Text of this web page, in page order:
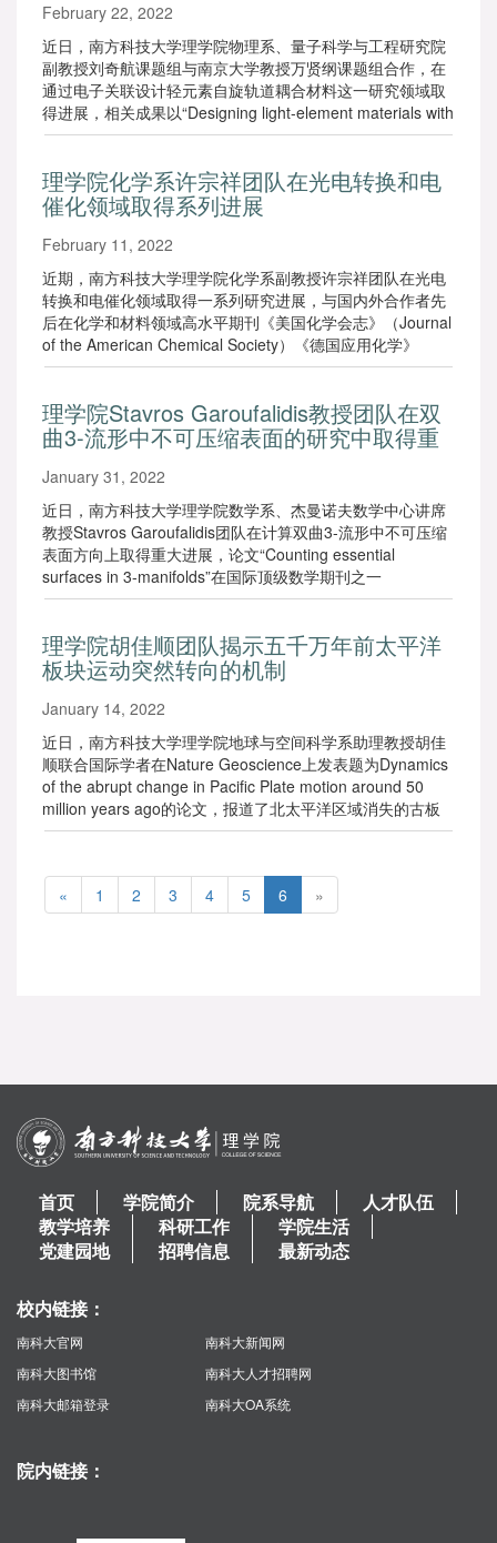
February 22, 2022
近日，南方科技大学理学院物理系、量子科学与工程研究院
副教授刘奇航课题组与南京大学教授万贤纲课题组合作，在
通过电子关联设计轻元素自旋轨道耦合材料这一研究领域取
得进展，相关成果以“Designing light-element materials with
large effective spin-orbit coupling”为题发表在期刊《自然·通
理学院化学系许宗祥团队在光电转换和电
催化领域取得系列进展
February 11, 2022
近期，南方科技大学理学院化学系副教授许宗祥团队在光电
转换和电催化领域取得一系列研究进展，与国内外合作者先
后在化学和材料领域高水平期刊《美国化学会志》（Journal
of the American Chemical Society）《德国应用化学》
（Angewandte Chemie）《能源化学》（Journal of Energy
Journal）发表4篇学术论文。
理学院Stavros Garoufalidis教授团队在双
曲3-流形中不可压缩表面的研究中取得重
January 31, 2022
近日，南方科技大学理学院数学系、杰曼诺夫数学中心讲席
教授Stavros Garoufalidis团队在计算双曲3-流形中不可压缩
表面方向上取得重大进展，论文“Counting essential
surfaces in 3-manifolds”在国际顶级数学期刊之一
Inventiones Mathematicae上在线发表。
理学院胡佳顺团队揭示五千万年前太平洋
板块运动突然转向的机制
January 14, 2022
近日，南方科技大学理学院地球与空间科学系助理教授胡佳
顺联合国际学者在Nature Geoscience上发表题为Dynamics
of the abrupt change in Pacific Plate motion around 50
million years ago的论文，报道了北太平洋区域消失的古板
块，及其与太平洋板块运动突然转向及夏威夷-皇帝海山链60
«
1 2 3 4 5 6 »
首页 学院简介 院系导航
人才队伍
教学培养
科研工作
学院生活
党建园地
招聘信息 最新动态
校内链接：
南科大官网
南科大新闻网
南科大图书馆
南科大人才招聘网
南科大邮箱登录
南科大OA系统
院内链接：